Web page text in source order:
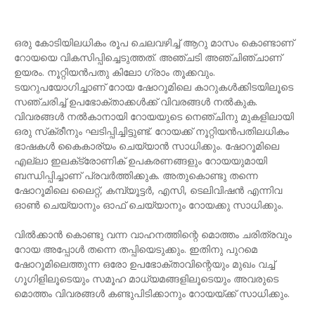
ഒരു കോടിയിലധികം രൂപ ചെലവഴിച്ച് ആറു മാസം കൊണ്ടാണ്
റോയയെ വികസിപ്പിച്ചെടുത്തത്. അഞ്ചടി അഞ്ചിഞ്ചാണ്
ഉയരം. നൂറ്റിയന്‍പതു കിലോ ഗ്രാം തൂക്കവും.
ടയറുപയോഗിച്ചാണ് റോയ ഷോറൂമിലെ കാറുകള്‍ക്കിടയിലൂടെ
സഞ്ചരിച്ച് ഉപഭോക്താക്കള്‍ക്ക് വിവരങ്ങള്‍ നല്‍കുക.
വിവരങ്ങള്‍ നല്‍കാനായി റോയയുടെ നെഞ്ചിനു മുകളിലായി
ഒരു സ്‌ക്രീനും ഘടിപ്പിച്ചിട്ടുണ്ട്. റോയക്ക് നൂറ്റിയന്‍പതിലധികം
ഭാഷകള്‍ കൈകാര്യം ചെയ്യാന്‍ സാധിക്കും. ഷോറൂമിലെ
എല്ലാ ഇലക്‌ട്രോണിക് ഉപകരണങ്ങളും റോയയുമായി
ബന്ധിപ്പിച്ചാണ് പ്രവര്‍ത്തിക്കുക. അതുകൊണ്ടു തന്നെ
ഷോറൂമിലെ ലൈറ്റ്, കമ്പ്യൂട്ടര്‍, എസി, ടെലിവിഷന്‍ എന്നിവ
ഓണ്‍ ചെയ്യാനും ഓഫ് ചെയ്യാനും റോയക്കു സാധിക്കും.
വില്‍ക്കാന്‍ കൊണ്ടു വന്ന വാഹനത്തിന്റെ മൊത്തം ചരിത്രവും
റോയ അപ്പോള്‍ തന്നെ തപ്പിയെടുക്കും. ഇതിനു പുറമെ
ഷോറൂമിലെത്തുന്ന ഒരോ ഉപഭോക്താവിന്റെയും മുഖം വച്ച്
ഗൂഗിളിലൂടെയും സമൂഹ മാധ്യമങ്ങളിലൂടെയും അവരുടെ
മൊത്തം വിവരങ്ങള്‍ കണ്ടുപിടിക്കാനും റോയയ്ക്ക് സാധിക്കും.